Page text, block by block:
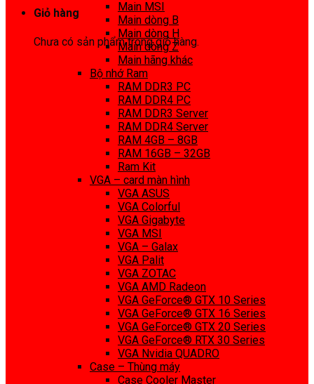
Giỏ hàng
Chưa có sản phẩm trong giỏ hàng.
Main MSI
Main dòng B
Main dòng H
Main dòng Z
Main hãng khác
Bộ nhớ Ram
RAM DDR3 PC
RAM DDR4 PC
RAM DDR3 Server
RAM DDR4 Server
RAM 4GB – 8GB
RAM 16GB – 32GB
Ram Kit
VGA – card màn hình
VGA ASUS
VGA Colorful
VGA Gigabyte
VGA MSI
VGA – Galax
VGA Palit
VGA ZOTAC
VGA AMD Radeon
VGA GeForce® GTX 10 Series
VGA GeForce® GTX 16 Series
VGA GeForce® GTX 20 Series
VGA GeForce® RTX 30 Series
VGA Nvidia QUADRO
Case – Thùng máy
Case Cooler Master